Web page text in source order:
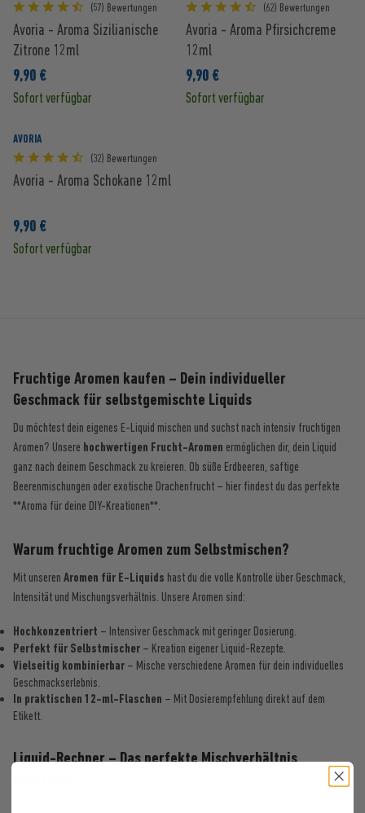
(57) Bewertungen
Avoria - Aroma Sizilianische
Zitrone 12ml
9,90 €
Sofort verfügbar
(62) Bewertungen
Avoria - Aroma Pfirsichcreme
12ml
9,90 €
Sofort verfügbar
AVORIA
(32) Bewertungen
Avoria - Aroma Schokane 12ml
9,90 €
Sofort verfügbar
Fruchtige Aromen kaufen – Dein individueller
Geschmack für selbstgemischte Liquids
Du möchtest dein eigenes E-Liquid mischen und suchst nach intensiv fruchtigen
Aromen? Unsere hochwertigen Frucht-Aromen ermöglichen dir, dein Liquid
ganz nach deinem Geschmack zu kreieren. Ob süße Erdbeeren, saftige
Beerenmischungen oder exotische Drachenfrucht – hier findest du das perfekte
**Aroma für deine DIY-Kreationen**.
Warum fruchtige Aromen zum Selbstmischen?
Mit unseren Aromen für E-Liquids hast du die volle Kontrolle über Geschmack,
Intensität und Mischungsverhältnis. Unsere Aromen sind:
Hochkonzentriert – Intensiver Geschmack mit geringer Dosierung.
Perfekt für Selbstmischer – Kreation eigener Liquid-Rezepte.
Vielseitig kombinierbar – Mische verschiedene Aromen für dein individuelles
Geschmackserlebnis.
In praktischen 12-ml-Flaschen – Mit Dosierempfehlung direkt auf dem
Etikett.
Liquid-Rechner – Das perfekte Mischverhältnis